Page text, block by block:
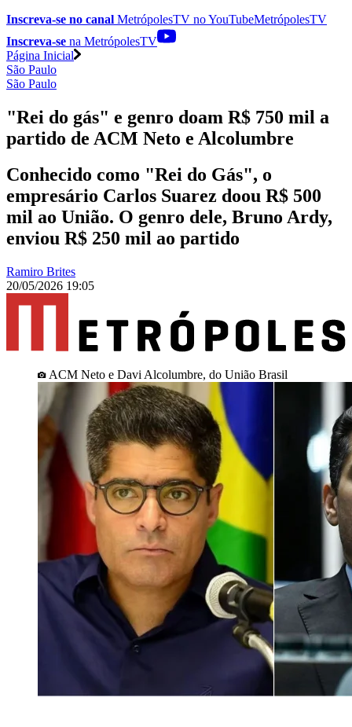
Inscreva-se no canal MetrópolesTV noYouTubeMetrópolesTV
Inscreva-se na MetrópolesTV
Página Inicial
São Paulo
São Paulo
"Rei do gás" e genro doam R$ 750 mil a
partido de ACM Neto e Alcolumbre
Conhecido como "Rei do Gás", o
empresário Carlos Suarez doou R$ 500
mil ao União. O genro dele, Bruno Ardy,
enviou R$ 250 mil ao partido
Ramiro Brites
20/05/2026 19:05
ACM Neto e Davi Alcolumbre, do União Brasil